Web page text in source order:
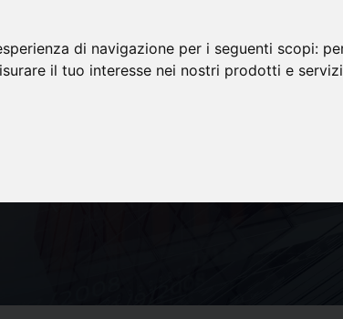
di navigazione per i seguenti scopi:
il tuo interesse nei nostri prodotti e
de